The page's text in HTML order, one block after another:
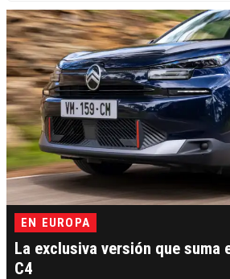
EN EUROPA
La exclusiva versión que suma
C4